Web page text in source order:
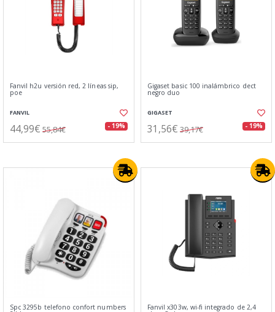
Fanvil h2u versión red, 2 líneas sip,
poe
FANVIL
44,99€ 55,84€ - 19%
Gigaset basic 100 inalámbrico dect
negro duo
GIGASET
31,56€ 39,17€ - 19%
Spc 3295b telefono confort numbers Fanvil x303w, wi-fi integrado de 2,4